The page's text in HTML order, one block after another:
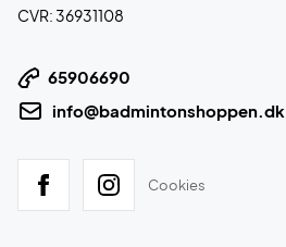
CVR: 36931108
65906690
info@badmintonshoppen.dk
Cookies